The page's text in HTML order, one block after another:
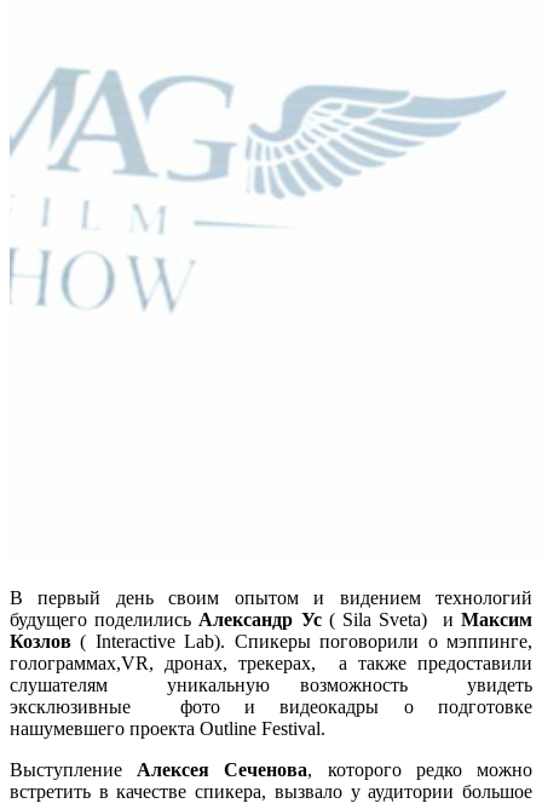
В первый день своим опытом и видением технологий
будущего поделилисьАлександр Ус( Sila Sveta) иМаксим
Козлов ( Interactive Lab). Спикеры поговорили о мэппинге,
голограммаx,VR, дронах, трекерах, а также предоставили
слушателям уникальную возможность увидеть
эксклюзивные фото и видеокадры о подготовке
нашумевшего проекта Outline Festival.
Выступление Алексея Сеченова, которого редко можно
встретить в качестве спикера, вызвало у аудитории большое